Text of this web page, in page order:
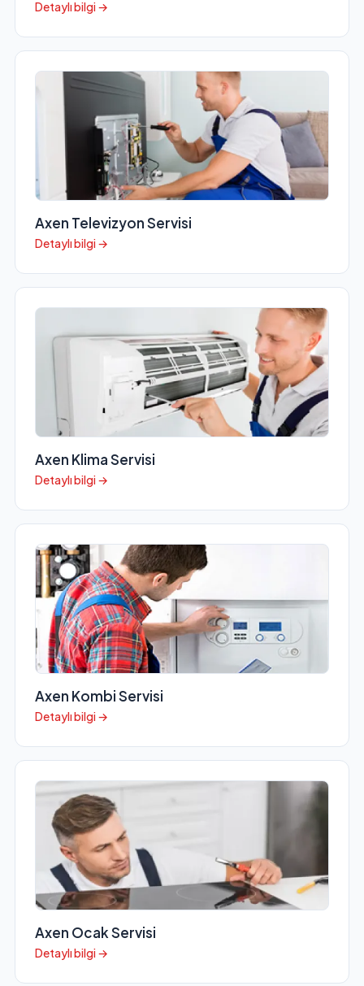
Detaylı bilgi →
Axen Televizyon Servisi
Detaylı bilgi →
Axen Klima Servisi
Detaylı bilgi →
Axen Kombi Servisi
Detaylı bilgi →
Axen Ocak Servisi
Detaylı bilgi →